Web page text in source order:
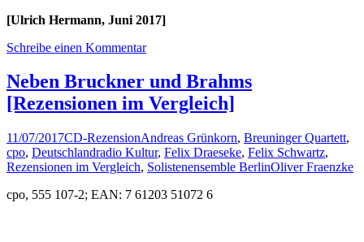
[Ulrich Hermann, Juni 2017]
Schreibe einen Kommentar
Neben Bruckner und Brahms
[Rezensionen im Vergleich]
11/07/2017CD-RezensionAndreas Grünkorn, Breuninger Quartett,
cpo, Deutschlandradio Kultur, Felix Draeseke, Felix Schwartz,
Rezensionen im Vergleich, Solistenensemble BerlinOliver Fraenzke
cpo, 555 107-2; EAN: 7 61203 51072 6